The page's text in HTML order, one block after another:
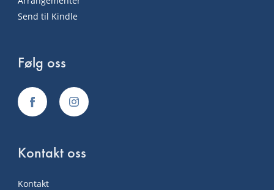
Send til Kindle
Følg oss
Kontakt oss
Kontakt